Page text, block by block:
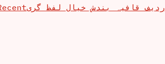
ردیف قافیہ بندش خیال لفظ گری